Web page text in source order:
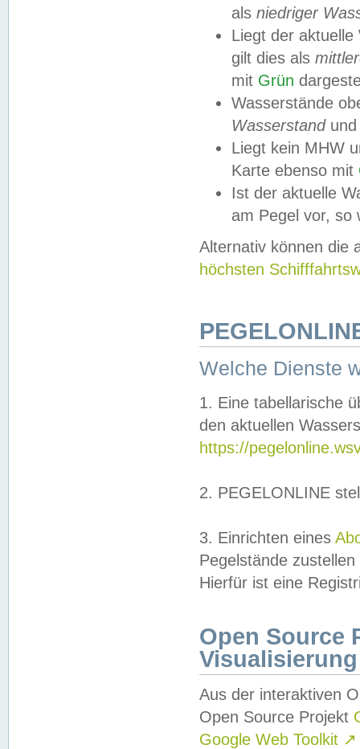
als niedriger
Liegt der
gilt dies als
mit Grün
Wasserstände
Wasserstandund
Liegt kein MHW
Karte ebenso mit
Ist der aktuelle
am Pegel vor,
Alternativ können die
höchsten
Welche Dienste
1. Eine tabellarische
den aktuellen
https://
2. PEGELONLINE
3. Einrichten eines
Pegelstände
Hierfür ist eine
Open Source
Visualisierung
Aus der interaktiven
Open Source Projekt
Google Web Toolkit ↗